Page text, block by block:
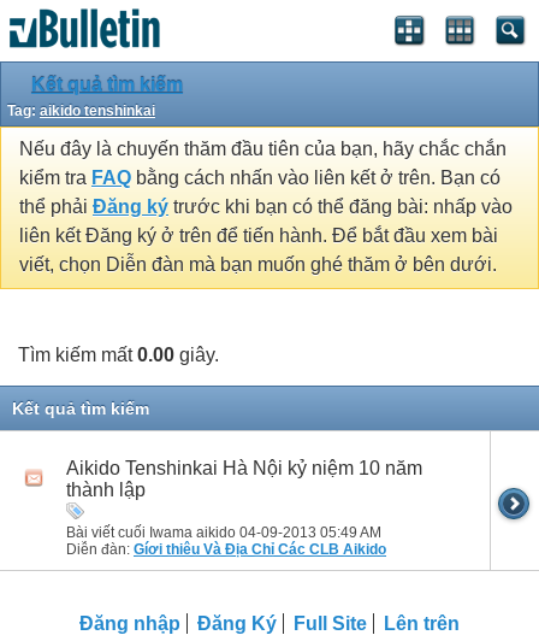
Kết quả tìm kiếm
Tag: aikido tenshinkai
Nếu đây là chuyến thăm đầu tiên của bạn, hãy chắc chắn
kiểm tra FAQ bằng cách nhấn vào liên kết ở trên. Bạn có
thể phải Đăng ký trước khi bạn có thể đăng bài: nhấp vào
liên kết Đăng ký ở trên để tiến hành. Để bắt đầu xem bài
viết, chọn Diễn đàn mà bạn muốn ghé thăm ở bên dưới.
Tìm kiếm mất0.00 giây.
Kết quả tìm kiếm
Aikido Tenshinkai Hà Nội kỷ niệm 10 năm
thành lập
Bài viết cuối Iwama aikido 04-09-2013 05:49 AM
Diễn đàn: Gíơi thiêu Và Địa Chỉ Các CLB Aikido
Đăng nhập Đăng Ký Full Site Lên trên